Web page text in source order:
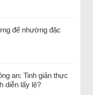
để nhường đặc
an: Tinh giản thực
diễn lấy lệ?